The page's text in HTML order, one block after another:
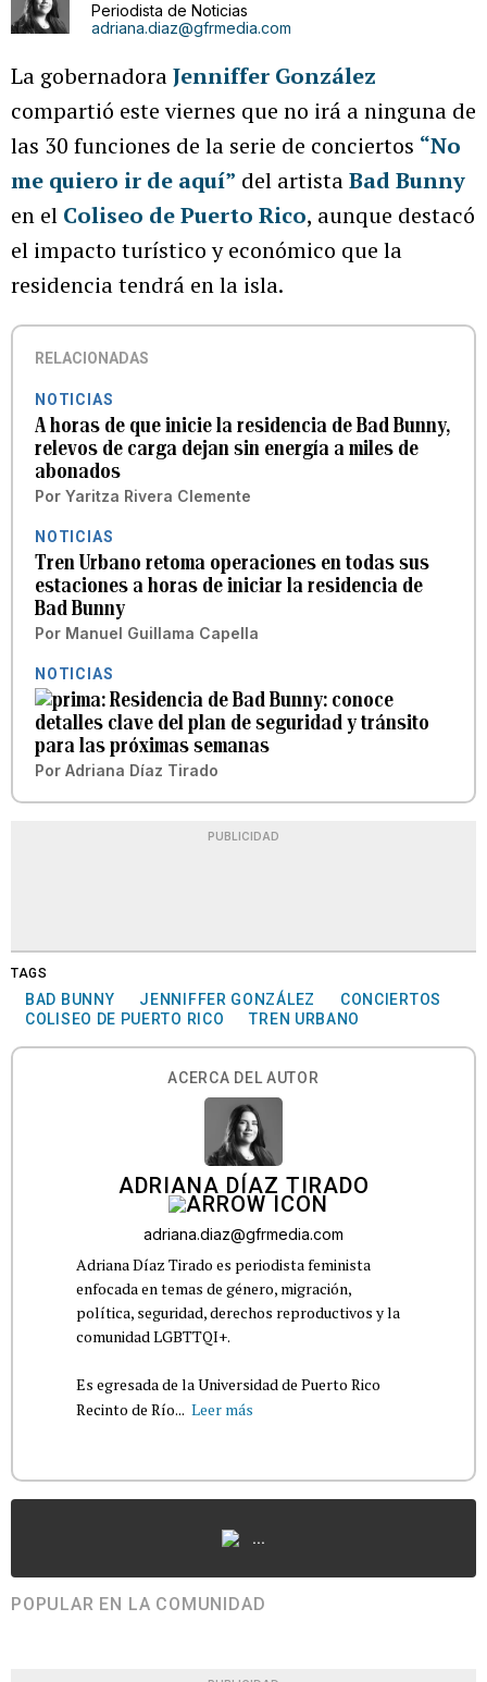
Periodista de Noticias
adriana.diaz@gfrmedia.com
La gobernadoraJenniffer González
compartió este viernes que no irá a ninguna de
las 30 funciones de la serie de conciertos “No
me quiero ir de aquí” del artistaBad Bunny
en el Coliseo de Puerto Rico, aunque destacó
el impacto turístico y económico que la
residencia tendrá en la isla.
RELACIONADAS
NOTICIAS
A horas de que inicie la residencia de Bad Bunny,
relevos de carga dejan sin energía a miles de
abonados
Por Yaritza Rivera Clemente
NOTICIAS
Tren Urbano retoma operaciones en todas sus
estaciones a horas de iniciar la residencia de
Bad Bunny
Por Manuel Guillama Capella
NOTICIAS
Residencia de Bad Bunny: conoce
detalles clave del plan de seguridad y tránsito
para las próximas semanas
Por Adriana Díaz Tirado
PUBLICIDAD
TAGS
BAD BUNNY JENNIFFER GONZÁLEZ
CONCIERTOS
COLISEO DE PUERTO RICO
TREN URBANO
ACERCA DEL AUTOR
ADRIANA DÍAZ TIRADO
adriana.diaz@gfrmedia.com
Adriana Díaz Tirado es periodista feminista
enfocada en temas de género, migración,
política, seguridad, derechos reproductivos y la
comunidad LGBTTQI+.
Es egresada de la Universidad de Puerto Rico
Recinto de Río... Leer más
...
POPULAR EN LA COMUNIDAD